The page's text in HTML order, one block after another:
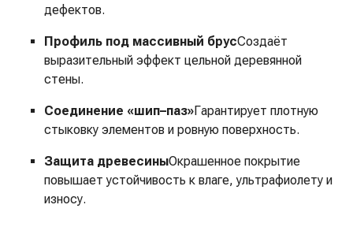
дефектов.
Профиль под массивный брусСоздаёт
выразительный эффект цельной деревянной
стены.
Соединение «шип–паз»Гарантирует плотную
стыковку элементов и ровную поверхность.
Защита древесиныОкрашенное покрытие
повышает устойчивость к влаге, ультрафиолету и
износу.